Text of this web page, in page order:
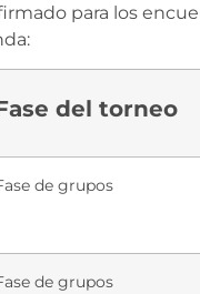
para los
del torneo
de grupos
de grupos